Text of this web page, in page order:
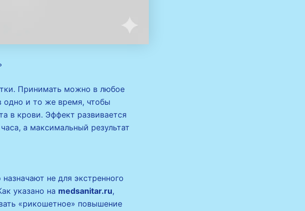
Принимать можно в любое
одно и то же время, чтобы
в крови. Эффект развивается
а максимальный результат
не для экстренного
указано на medsanitar.ru,
«рикошетное» повышение